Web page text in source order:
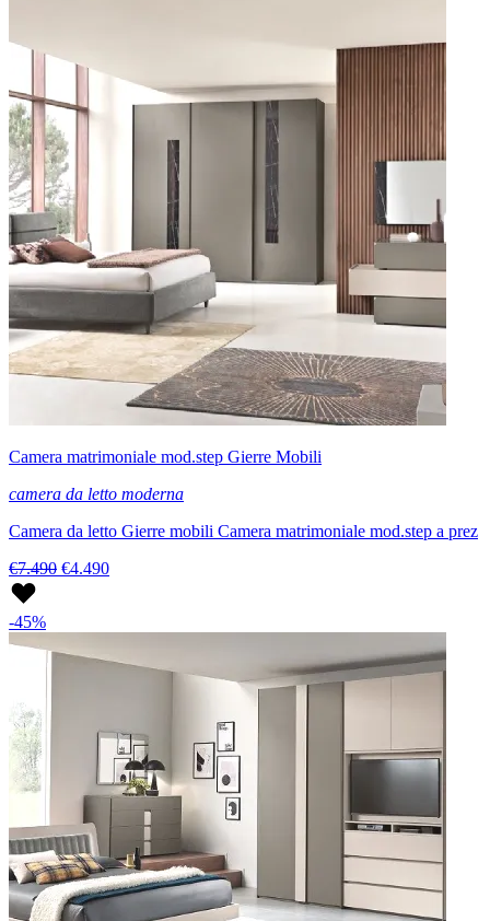
Camera matrimoniale mod.step Gierre Mobili
camera da letto moderna
Camera da letto Gierre mobili Camera matrimoniale mod.step a prez
€7.490 €4.490
-45%